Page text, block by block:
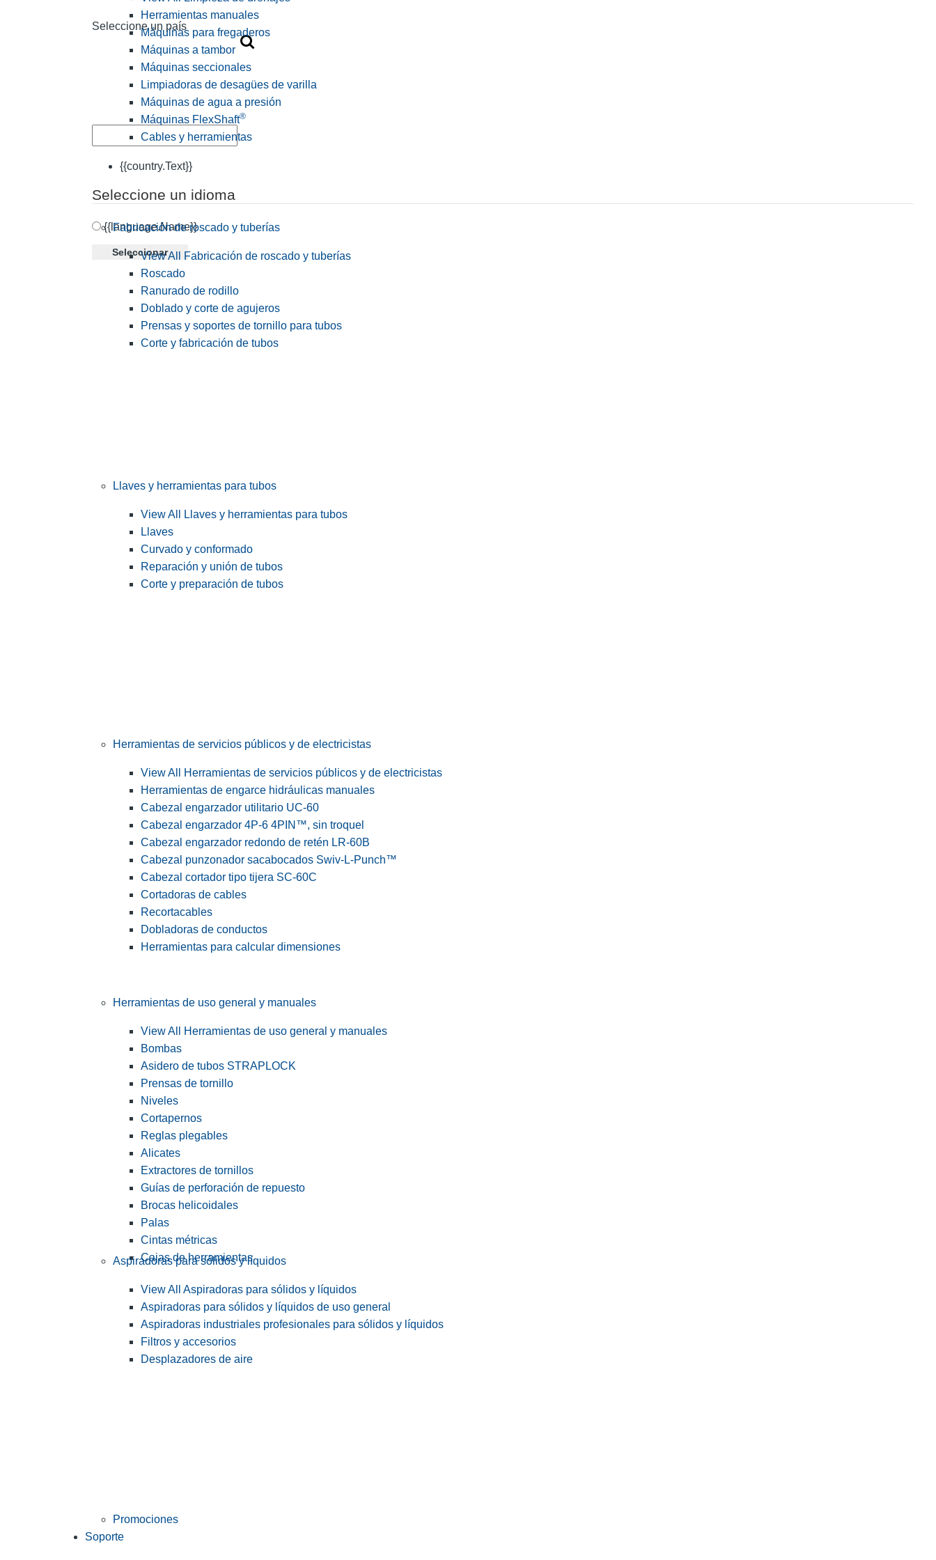
Seleccione un país
{{country.Text}}
Seleccione un idioma
{{language.Name}}
Seleccionar
Herramientas manuales
Máquinas para fregaderos
Máquinas a tambor
Máquinas seccionales
Limpiadoras de desagües de varilla
Máquinas de agua a presión
Máquinas FlexShaft®
Cables y herramientas
Fabricación de roscado y tuberías
View All Fabricación de roscado y tuberías
Roscado
Ranurado de rodillo
Doblado y corte de agujeros
Prensas y soportes de tornillo para tubos
Corte y fabricación de tubos
Llaves y herramientas para tubos
View All Llaves y herramientas para tubos
Llaves
Curvado y conformado
Reparación y unión de tubos
Corte y preparación de tubos
Herramientas de servicios públicos y de electricistas
View All Herramientas de servicios públicos y de electricistas
Herramientas de engarce hidráulicas manuales
Cabezal engarzador utilitario UC-60
Cabezal engarzador 4P-6 4PIN™, sin troquel
Cabezal engarzador redondo de retén LR-60B
Cabezal punzonador sacabocados Swiv-L-Punch™
Cabezal cortador tipo tijera SC-60C
Cortadoras de cables
Recortacables
Dobladoras de conductos
Herramientas para calcular dimensiones
Herramientas de uso general y manuales
View All Herramientas de uso general y manuales
Bombas
Asidero de tubos STRAPLOCK
Prensas de tornillo
Niveles
Cortapernos
Reglas plegables
Alicates
Extractores de tornillos
Guías de perforación de repuesto
Brocas helicoidales
Palas
Cintas métricas
Cajas de herramientas
Aspiradoras para sólidos y líquidos
View All Aspiradoras para sólidos y líquidos
Aspiradoras para sólidos y líquidos de uso general
Aspiradoras industriales profesionales para sólidos y líquidos
Filtros y accesorios
Desplazadores de aire
Promociones
Soporte